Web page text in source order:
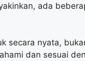
ada
secara nyata,
dan sesuai